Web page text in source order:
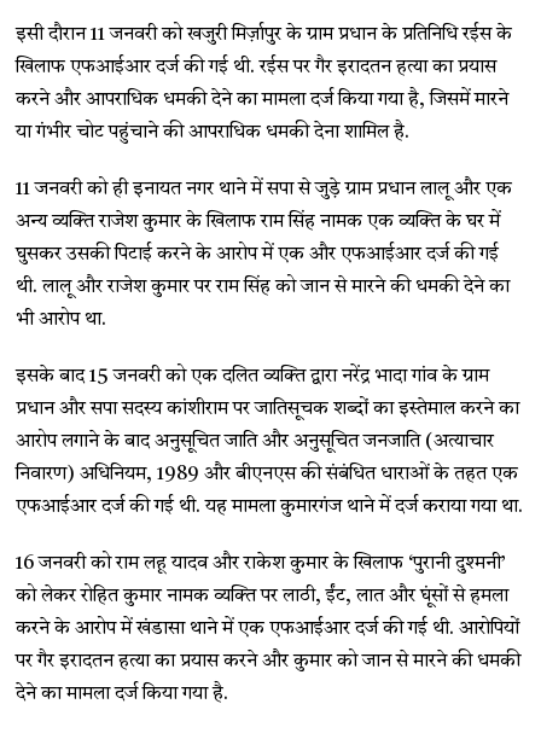
इसी दौरान 11 जनवरी को खजुरी मिर्ज़ापुर के ग्राम प्रधान के प्रतिनिधि रईस के
खिलाफ एफआईआर दर्ज की गई थी. रईस पर गैर इरादतन हत्या का प्रयास
करने और आपराधिक धमकी देने का मामला दर्ज किया गया है, जिसमें मारने
या गंभीर चोट पहुंचाने की आपराधिक धमकी देना शामिल है.
11 जनवरी को ही इनायत नगर थाने में सपा से जुड़े ग्राम प्रधान लालू और एक
अन्य व्यक्ति राजेश कुमार के खिलाफ राम सिंह नामक एक व्यक्ति के घर में
घुसकर उसकी पिटाई करने के आरोप में एक और एफआईआर दर्ज की गई
थी. लालू और राजेश कुमार पर राम सिंह को जान से मारने की धमकी देने का
भी आरोप था.
इसके बाद 15 जनवरी को एक दलित व्यक्ति द्वारा नरेंद्र भादा गांव के ग्राम
प्रधान और सपा सदस्य कांशीराम पर जातिसूचक शब्दों का इस्तेमाल करने का
आरोप लगाने के बाद अनुसूचित जाति और अनुसूचित जनजाति (अत्याचार
निवारण) अधिनियम, 1989 और बीएनएस की संबंधित धाराओं के तहत एक
एफआईआर दर्ज की गई थी. यह मामला कुमारगंज थाने में दर्ज कराया गया था.
16 जनवरी को राम लहू यादव और राकेश कुमार के खिलाफ ‘पुरानी दुश्मनी’
को लेकर रोहित कुमार नामक व्यक्ति पर लाठी, ईंट, लात और घूंसों से हमला
करने के आरोप में खंडासा थाने में एक एफआईआर दर्ज की गई थी. आरोपियों
पर गैर इरादतन हत्या का प्रयास करने और कुमार को जान से मारने की धमकी
देने का मामला दर्ज किया गया है.